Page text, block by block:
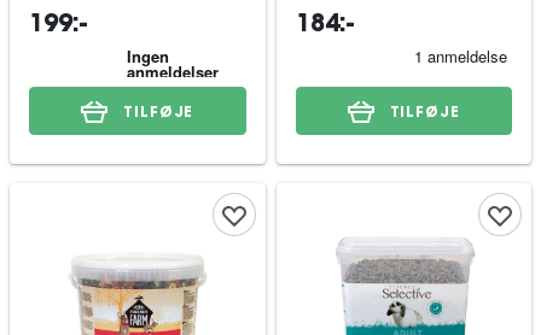
199:-
TILFØJE
184:-
TILFØJE